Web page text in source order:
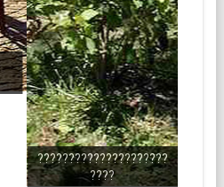
?????????????????????
????